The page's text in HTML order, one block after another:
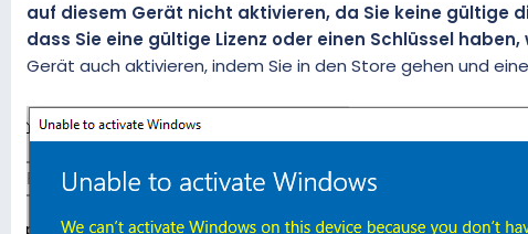
auf diesem Gerät nicht aktivieren, da Sie keine gültige
dass Sie eine gültige Lizenz oder einen Schlüssel
Gerät auch aktivieren, indem Sie in den Store gehen und